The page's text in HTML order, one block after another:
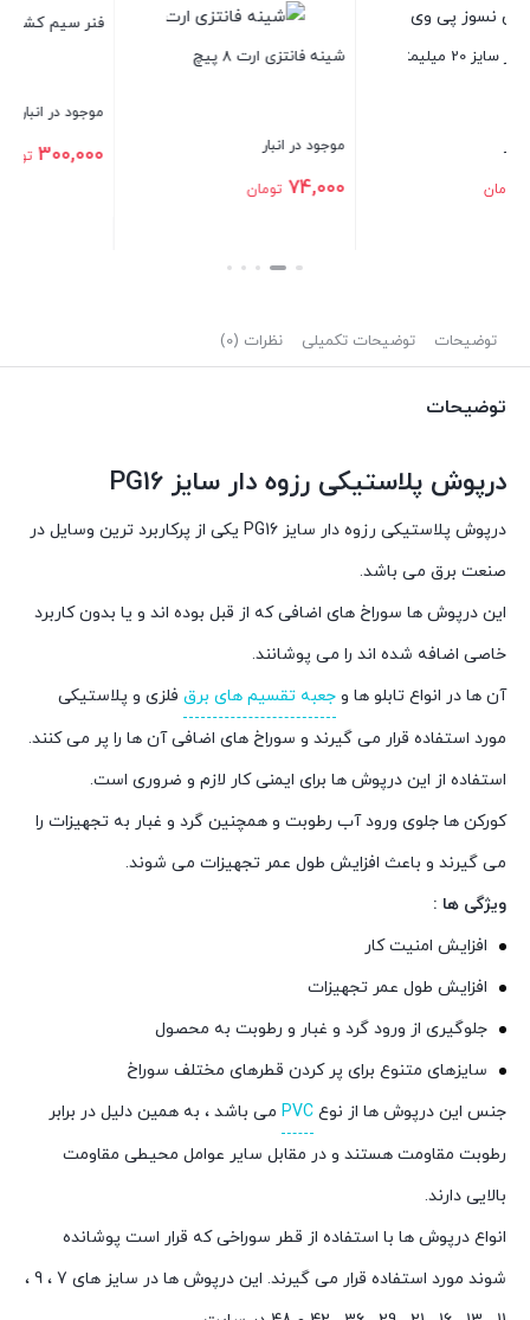
فنر سیم کشی فلزی 15 متری
تومان
شماره سیم حلقوی EC-2
تومان
توضیحات توضیحات تکمیلی نظرات (0)
توضیحات
درپوش پلاستیکی رزوه دار سایز PG16
درپوش پلاستیکی رزوه دار سایز PG16 یکی از پرکاربرد ترین وسایل در
صنعت برق می باشد.
این درپوش ها سوراخ های اضافی که از قبل بوده اند و یا بدون کاربرد
خاصی اضافه شده اند را می پوشانند.
آن ها در انواع تابلو ها و جعبه تقسیم های برق فلزی و پلاستیکی
مورد استفاده قرار می گیرند و سوراخ های اضافی آن ها را پر می کنند.
استفاده از این درپوش ها برای ایمنی کار لازم و ضروری است.
کورکن ها جلوی ورود آب رطوبت و همچنین گرد و غبار به تجهیزات را
می گیرند و باعث افزایش طول عمر تجهیزات می شوند.
ویژگی ها :
افزایش امنیت کار
افزایش طول عمر تجهیزات
جلوگیری از ورود گرد و غبار و رطوبت به محصول
سایزهای متنوع برای پر کردن قطرهای مختلف سوراخ
جنس این درپوش ها از نوع PVC می باشد ، به همین دلیل در برابر
رطوبت مقاومت هستند و در مقابل سایر عوامل محیطی مقاومت
بالایی دارند.
انواع درپوش ها با استفاده از قطر سوراخی که قرار است پوشانده
شوند مورد استفاده قرار می گیرند. این درپوش ها در سایز های 7 ، 9 ،